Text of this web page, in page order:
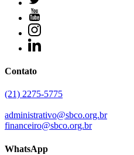
Contato
(21) 2275-5775
administrativo@sbco.org.br
financeiro@sbco.org.br
WhatsApp